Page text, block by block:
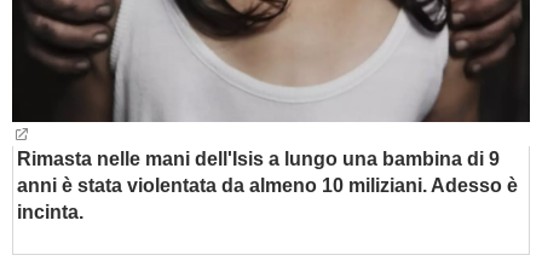
FORUM
Rimasta nelle mani dell'Isis a lungo una bambina di 9
anni è stata violentata da almeno 10 miliziani. Adesso è
incinta.